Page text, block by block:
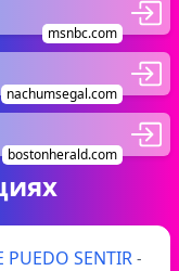
msnbc.com
nachumsegal.com
bostonherald.com
PUEDO SENTIR -